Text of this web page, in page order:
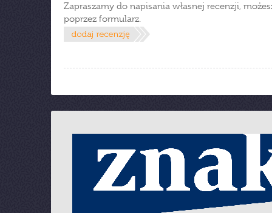
Zapraszamy do napisania własnej recenzji,
poprzez formularz.